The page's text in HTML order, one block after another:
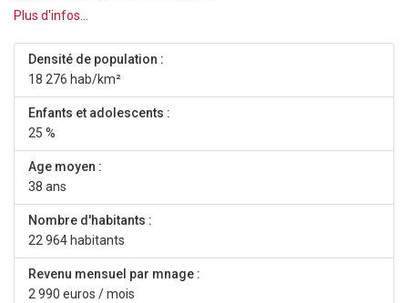
Plus d'infos...
Densité de population :
18 276 hab/km²
Enfants et adolescents :
25 %
Age moyen :
38 ans
Nombre d'habitants :
22 964 habitants
Revenu mensuel par mnage :
2 990 euros / mois